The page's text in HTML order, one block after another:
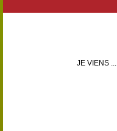
JE VIENS ...